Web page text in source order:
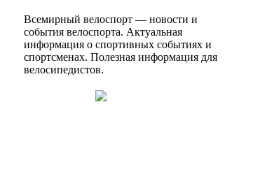
Всемирный велоспорт — новости и
события велоспорта. Актуальная
информация о спортивных событиях и
спортсменах. Полезная информация для
велосипедистов.